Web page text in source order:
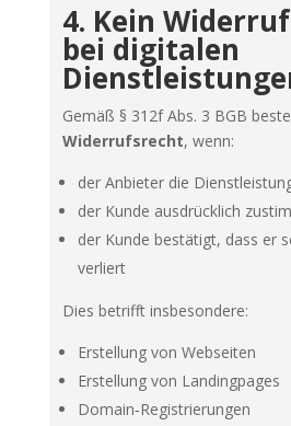
4. Kein
bei digitalen
Gemäß § 312f Abs. 3 BGB
Widerrufsrecht, wenn:
der Anbieter die
der Kunde ausdrücklich
der Kunde bestätigt, dass er
verliert
Dies betrifft insbesondere:
Erstellung von Webseiten
Erstellung von Landingpages
Domain‑Registrierungen